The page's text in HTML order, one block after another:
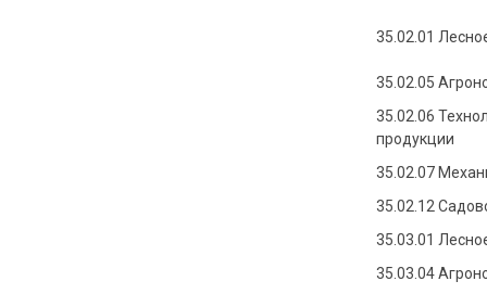
35.02.01
35.02.05
35.02.06
продукции
35.02.07
35.02.12
35.03.01
35.03.04